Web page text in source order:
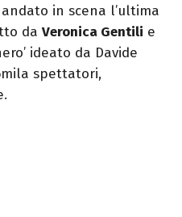
in scena l’ultima
da Veronica Gentili e
ideato da Davide
spettatori,